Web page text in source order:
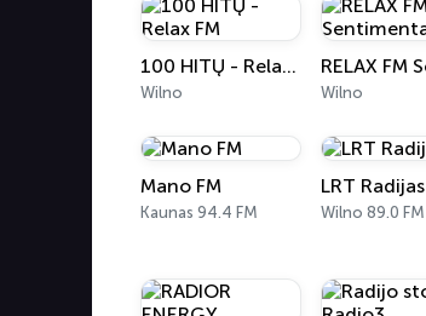
100 HITŲ - Relax FM
Wilno Wilno
Mano FM
Kaunas 94.4 FM
LRT Radijas
Wilno 89.0 FM